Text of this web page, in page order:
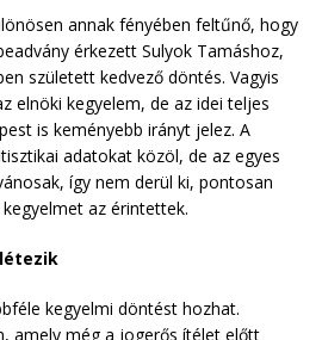
annak fényében feltűnő, hogy
érkezett Sulyok Tamáshoz,
született kedvező döntés. Vagyis
elnöki kegyelem, de az idei teljes
is keményebb irányt jelez. A
adatokat közöl, de az egyes
így nem derül ki, pontosan
az érintettek.
kegyelmi döntést hozhat.
amely még a jogerős ítélet előtt